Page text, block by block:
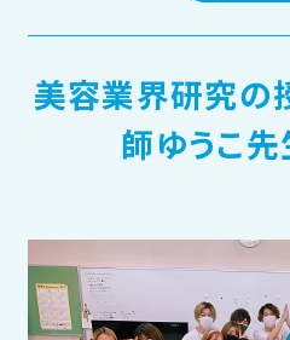
オープンキャンパス・個別
訪問者別メニュー
美容業界研究
師ゆうこ先